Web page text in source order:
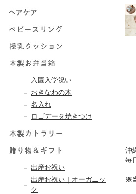
沖
毎
※
入園入学祝い
おきなわの木
名入れ
ロゴデータ焼きつけ
出産お祝い
出産お祝い｜オーガニッ
ク